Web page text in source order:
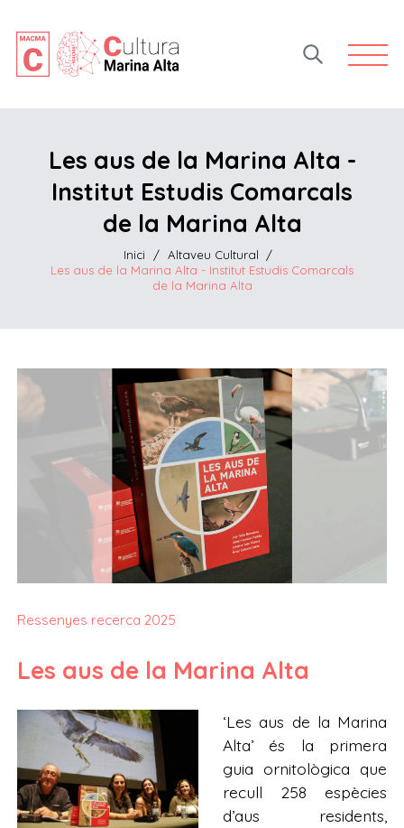
Open
Les aus de la Marina Alta -
Institut Estudis Comarcals
de la Marina Alta
Inici / Altaveu Cultural
/
Les aus de la Marina Alta - Institut Estudis Comarcals
de la Marina Alta
Ressenyes recerca 2025
Les aus de la Marina Alta
‘Les aus de la Marina
Alta’ és la primera
guia ornitològica que
recull 258 espècies
d’aus residents,